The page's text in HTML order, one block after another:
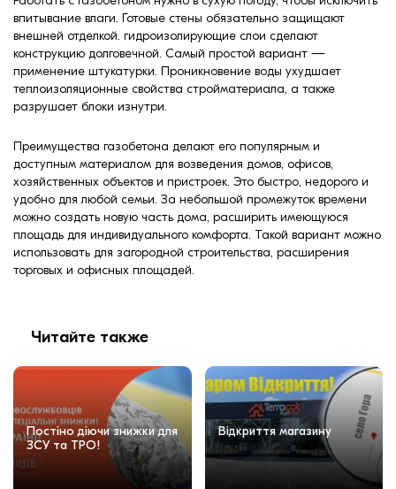
впитывание влаги. Готовые стены обязательно защищают
внешней отделкой. гидроизолирующие слои сделают
конструкцию долговечной. Самый простой вариант —
применение штукатурки. Проникновение воды ухудшает
теплоизоляционные свойства стройматериала, а также
разрушает блоки изнутри.
Преимущества газобетона делают его популярным и
доступным материалом для возведения домов, офисов,
хозяйственных объектов и пристроек. Это быстро, недорого и
удобно для любой семьи. За небольшой промежуток времени
можно создать новую часть дома, расширить имеющуюся
площадь для индивидуального комфорта. Такой вариант можно
использовать для загородной строительства, расширения
торговых и офисных площадей.
Читайте также
Постіно діючи знижки для
ЗСУ та ТРО!
Відкриття магазину